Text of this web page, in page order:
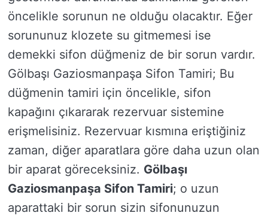
öncelikle sorunun ne olduğu olacaktır. Eğer
sorununuz klozete su gitmemesi ise
demekki sifon düğmeniz de bir sorun vardır.
Gölbaşı Gaziosmanpaşa Sifon Tamiri; Bu
düğmenin tamiri için öncelikle, sifon
kapağını çıkararak rezervuar sistemine
erişmelisiniz. Rezervuar kısmına eriştiğiniz
zaman, diğer aparatlara göre daha uzun olan
bir aparat göreceksiniz. Gölbaşı
Gaziosmanpaşa Sifon Tamiri; o uzun
aparattaki bir sorun sizin sifonunuzun